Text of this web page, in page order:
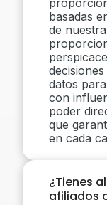
basadas
de
datos
con
poder
que
en cada
¿Tienes
afiliados